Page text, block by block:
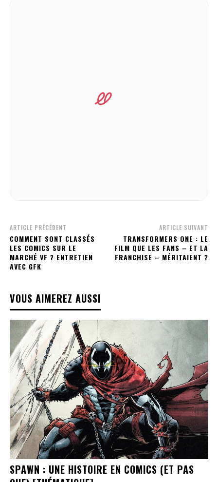
ARTICLE PRÉCÉDENT
COMMENT SONT CLASSÉS
LES COMICS SUR LE
MARCHÉ VF ? ENTRETIEN
AVEC GFK
ARTICLE SUIVANT
TRANSFORMERS ONE : LE
FILM QUE LES FANS – ET LA
FRANCHISE – MÉRITAIENT ?
VOUS AIMEREZ AUSSI
SPAWN : UNE HISTOIRE EN COMICS (ET PAS